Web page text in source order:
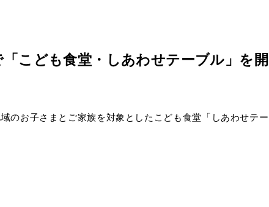
こども食堂・しあわせテーブル」を開
のお子さまとご家族を対象としたこども食堂「しあわせテー